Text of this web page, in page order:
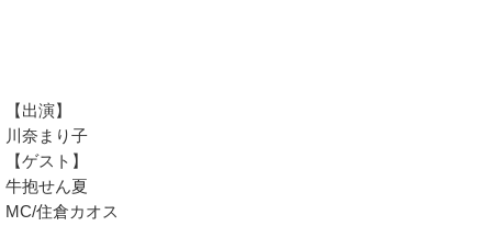
【出演】
川奈まり子
【ゲスト】
牛抱せん夏
MC/住倉カオス